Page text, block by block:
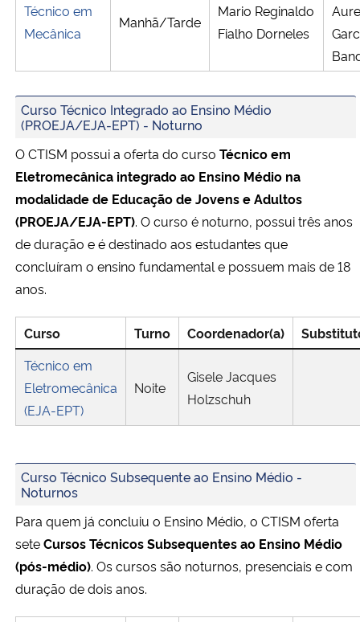
Banco Central do Brasil
Técnico em
Mecânica
Manhã/Tarde
Mario Reginaldo
Fialho Dorneles
Curso Técnico Integrado ao Ensino Médio
(PROEJA/EJA-EPT) - Noturno
O CTISM possui a oferta do curso Técnico em
Eletromecânica integrado ao Ensino Médio na
modalidade de Educação de Jovens e Adultos
(PROEJA/EJA-EPT). O curso é noturno, possui três anos
de duração e é destinado aos estudantes que
concluíram o ensino fundamental e possuem mais de 18
anos.
Curso Turno Coordenador(a)
Técnico em
Eletromecânica
(EJA-EPT)
Noite
Gisele Jacques
Holzschuh
Curso Técnico Subsequente ao Ensino Médio -
Noturnos
Para quem já concluiu o Ensino Médio, o CTISM oferta
seteCursos Técnicos Subsequentes ao Ensino Médio
(pós-médio). Os cursos são noturnos, presenciais e com
duração de dois anos.